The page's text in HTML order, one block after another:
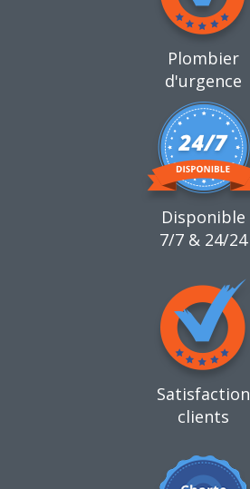
Plombier
d'urgence
Disponible
7/7 & 24/24
Satisfaction
clients